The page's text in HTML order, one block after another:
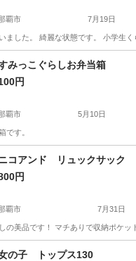
覇市 7月19日
ました。 綺麗な状態です。 小学生
キッズ用品
みっこぐらしお弁当箱
円
覇市 5月10日
です。
弁当箱
コアンド リュックサック
円
覇市 7月31日
の美品です！ マチありで収納ポケ
バッグ
の子 トップス130